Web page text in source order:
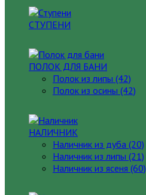
СТУПЕНИ
ПОЛОК ДЛЯ БАНИ
Полок из липы (42)
Полок из осины (42)
НАЛИЧНИК
Наличник из дуба (20)
Наличник из липы (21)
Наличник из ясеня (60)